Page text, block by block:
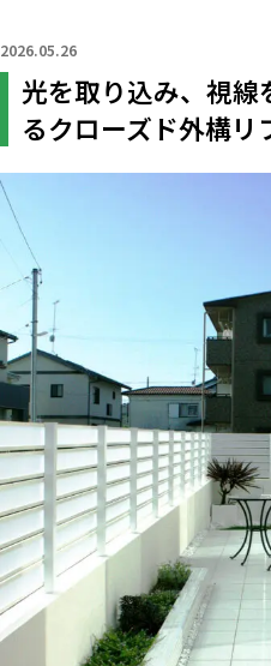
2026.05.26
光を取り込み、視線
るクローズド外構リ